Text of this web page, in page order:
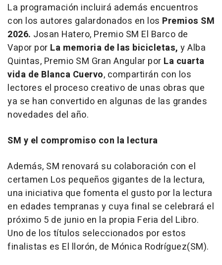
La programación incluirá además encuentros
con los autores galardonados en los Premios SM
2026. Josan Hatero, Premio SM El Barco de
Vapor por La memoria de las bicicletas, y Alba
Quintas, Premio SM Gran Angular por La cuarta
vida de Blanca Cuervo, compartirán con los
lectores el proceso creativo de unas obras que
ya se han convertido en algunas de las grandes
novedades del año.
SM y el compromiso con la lectura
Además, SM renovará su colaboración con el
certamen Los pequeños gigantes de la lectura,
una iniciativa que fomenta el gusto por la lectura
en edades tempranas y cuya final se celebrará el
próximo 5 de junio en la propia Feria del Libro.
Uno de los títulos seleccionados por estos
finalistas es El llorón, de Mónica Rodríguez(SM).